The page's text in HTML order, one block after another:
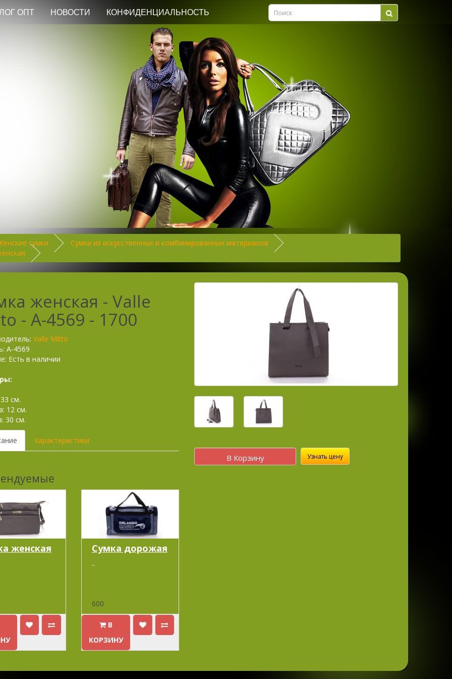
ОПТ НОВОСТИ КОНФИДЕНЦИАЛЬНОСТЬ
сумки
Сумки из искусственных и комбинированных материалов
женская - Valle
- А-4569 - 1700
Valle Mitto
А-4569
Есть в наличии
см.
12 см.
30 см.
Характеристики
В Корзину Узнать цену
женская Cумка дорожая
..
600
В
КОРЗИНУ